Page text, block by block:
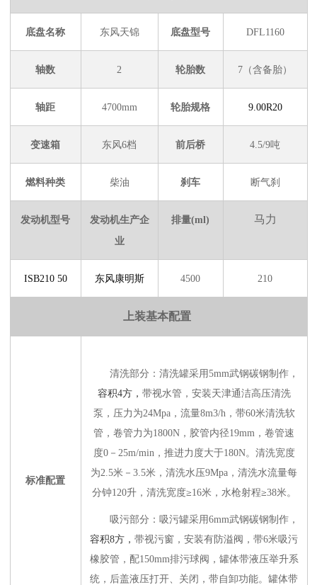
底盘名称 东风天锦 底盘型号 DFL1160
轴数 2 轮胎数 7（含备胎）
轴距 4700mm 轮胎规格 9.00R20
变速箱 东风6档 前后桥 4.5/9吨
燃料种类 柴油 刹车 断气刹
发动机型号
发动机生产企
业
排量(ml) 马力
ISB210 50 东风康明斯 4500 210
上装基本配置
标准配置
清洗部分：清洗罐采用5mm武钢碳钢制作，
容积4方， 带视水管，安装天津通洁高压清洗
泵，压力为24Mpa，流量8m3/h，带60米清洗软
管，卷管力为1800N，胶管内径19mm，卷管速
度0－25m/min，推进力度大于180N。清洗宽度
为2.5米－3.5米，清洗水压9Mpa，清洗水流量每
分钟120升，清洗宽度≥16米，水枪射程≥38米。
吸污部分：吸污罐采用6mm武钢碳钢制作，
容积8方， 带视污窗，安装有防溢阀，带6米吸污
橡胶管，配150mm排污球阀，罐体带液压举升系
统，后盖液压打开、关闭，带自卸功能。罐体带